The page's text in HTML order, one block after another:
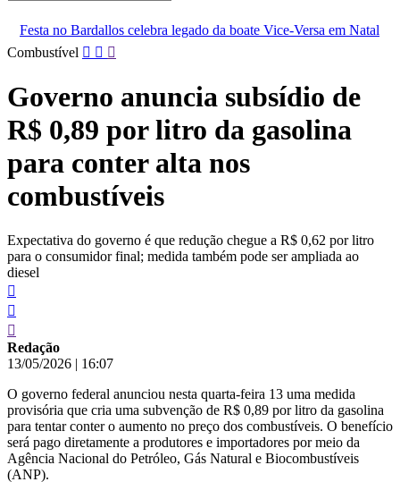
legado da boate Vice-Versa em Natal
Documentário
Pular
conteúdo
Combustível
Governo anuncia subsídio de
R$ 0,89 por litro da gasolina
para conter alta nos
combustíveis
Expectativa do governo é que redução chegue a R$ 0,62 por litro
para o consumidor final; medida também pode ser ampliada ao
diesel
Redação
13/05/2026 | 16:07
O governo federal anunciou nesta quarta-feira 13 uma medida
provisória que cria uma subvenção de R$ 0,89 por litro da gasolina
para tentar conter o aumento no preço dos combustíveis. O benefício
será pago diretamente a produtores e importadores por meio da
Agência Nacional do Petróleo, Gás Natural e Biocombustíveis
(ANP).